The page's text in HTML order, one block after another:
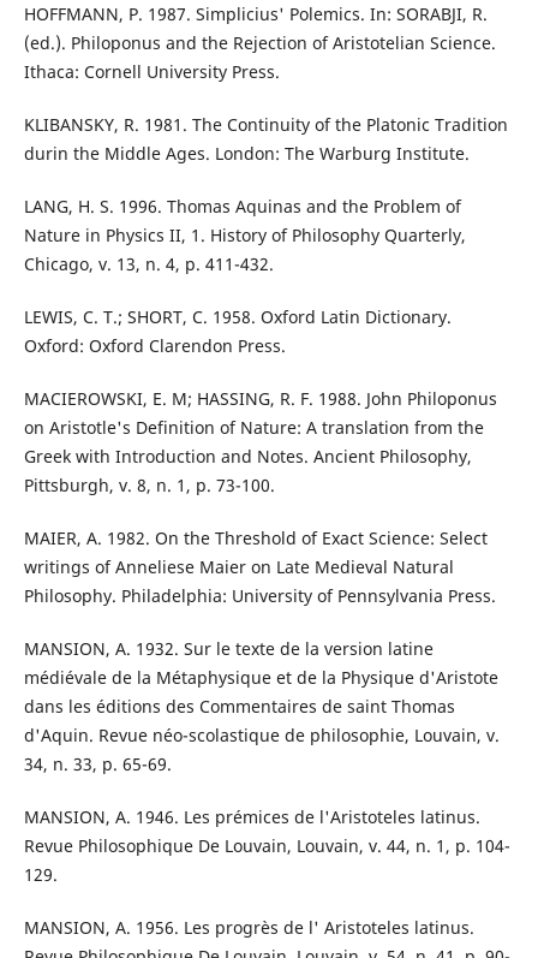
HOFFMANN, P. 1987. Simplicius' Polemics. In: SORABJI, R.
(ed.). Philoponus and the Rejection of Aristotelian Science.
Ithaca: Cornell University Press.
KLIBANSKY, R. 1981. The Continuity of the Platonic Tradition
durin the Middle Ages. London: The Warburg Institute.
LANG, H. S. 1996. Thomas Aquinas and the Problem of
Nature in Physics II, 1. History of Philosophy Quarterly,
Chicago, v. 13, n. 4, p. 411-432.
LEWIS, C. T.; SHORT, C. 1958. Oxford Latin Dictionary.
Oxford: Oxford Clarendon Press.
MACIEROWSKI, E. M; HASSING, R. F. 1988. John Philoponus
on Aristotle's Definition of Nature: A translation from the
Greek with Introduction and Notes. Ancient Philosophy,
Pittsburgh, v. 8, n. 1, p. 73-100.
MAIER, A. 1982. On the Threshold of Exact Science: Select
writings of Anneliese Maier on Late Medieval Natural
Philosophy. Philadelphia: University of Pennsylvania Press.
MANSION, A. 1932. Sur le texte de la version latine
médiévale de la Métaphysique et de la Physique d'Aristote
dans les éditions des Commentaires de saint Thomas
d'Aquin. Revue néo-scolastique de philosophie, Louvain, v.
34, n. 33, p. 65-69.
MANSION, A. 1946. Les prémices de l'Aristoteles latinus.
Revue Philosophique De Louvain, Louvain, v. 44, n. 1, p. 104-
129.
MANSION, A. 1956. Les progrès de l' Aristoteles latinus.